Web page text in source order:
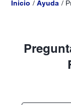
Inicio Ayuda